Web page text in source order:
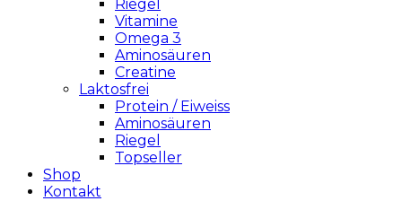
Riegel
Vitamine
Omega 3
Aminosäuren
Creatine
Laktosfrei
Protein / Eiweiss
Aminosäuren
Riegel
Topseller
Shop
Kontakt